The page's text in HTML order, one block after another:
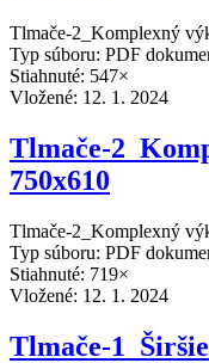
Tlmače-2_Komplexný
Typ súboru: PDF
Stiahnuté: 547×
Vložené: 12. 1. 2024
Tlmače-
750x610
Tlmače-2_Komplexný
Typ súboru: PDF
Stiahnuté: 719×
Vložené: 12. 1. 2024
Tlmače-